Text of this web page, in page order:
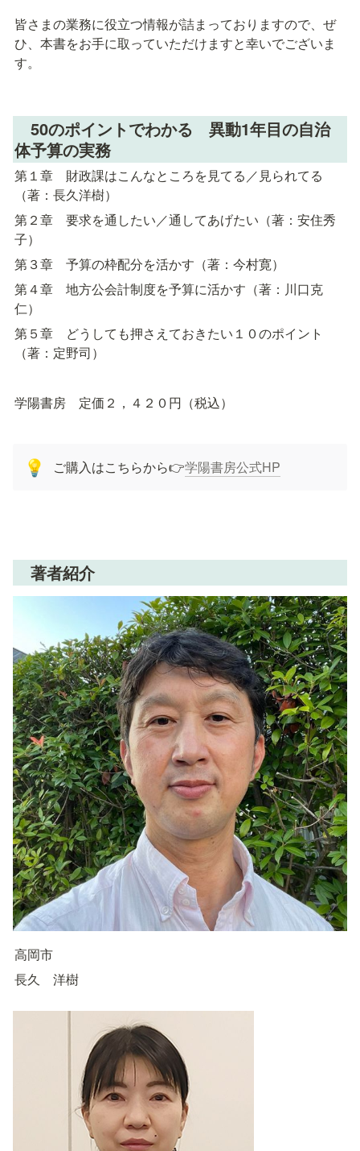
皆さまの業務に役立つ情報が詰まっておりますので、ぜ
ひ、本書をお手に取っていただけますと幸いでございま
す。
50のポイントでわかる　異動1年目の自治
体予算の実務
第１章　財政課はこんなところを見てる／見られてる
（著：長久洋樹）
第２章　要求を通したい／通してあげたい（著：安住秀
子）
第３章　予算の枠配分を活かす（著：今村寛）
第４章　地方公会計制度を予算に活かす（著：川口克
仁）
第５章　どうしても押さえておきたい１０のポイント
（著：定野司）
学陽書房　定価２，４２０円（税込）
💡 ご購入はこちらから👉学陽書房公式HP
著者紹介
高岡市
長久　洋樹